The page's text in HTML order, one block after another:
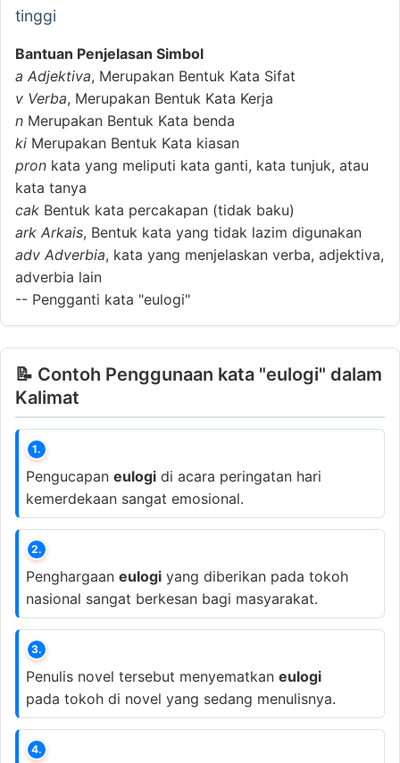
tinggi
Bantuan Penjelasan Simbol
a Adjektiva, Merupakan Bentuk Kata Sifat
v Verba, Merupakan Bentuk Kata Kerja
n Merupakan Bentuk Kata benda
ki Merupakan Bentuk Kata kiasan
pron kata yang meliputi kata ganti, kata tunjuk, atau
kata tanya
cak Bentuk kata percakapan (tidak baku)
ark Arkais, Bentuk kata yang tidak lazim digunakan
adv Adverbia, kata yang menjelaskan verba, adjektiva,
adverbia lain
-- Pengganti kata "eulogi"
📝 Contoh Penggunaan kata "eulogi" dalam
Kalimat
1.
Pengucapan eulogi di acara peringatan hari
kemerdekaan sangat emosional.
2.
Penghargaan eulogi yang diberikan pada tokoh
nasional sangat berkesan bagi masyarakat.
3.
Penulis novel tersebut menyematkan eulogi
pada tokoh di novel yang sedang menulisnya.
4.